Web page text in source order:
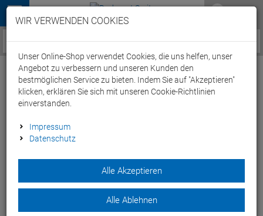
Menü
Service / Hilfe
Arena Team Damen Short - XXL olive
Die Team Damen Short von Arena ist eine leichte, kurze Short
mit Kordelzug.
WIR VERWENDEN COOKIES
Unser Online-Shop verwendet Cookies, die uns helfen, unser
Angebot zu verbessern und unseren Kunden den
bestmöglichen Service zu bieten. Indem Sie auf "Akzeptieren"
klicken, erklären Sie sich mit unseren Cookie-Richtlinien
einverstanden.
Impressum
Datenschutz
Alle Akzeptieren
Alle Ablehnen